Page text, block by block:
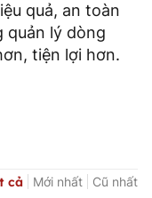
quả, an toàn
quản lý dòng
tiện lợi hơn.
cả Mới nhất Cũ nhất